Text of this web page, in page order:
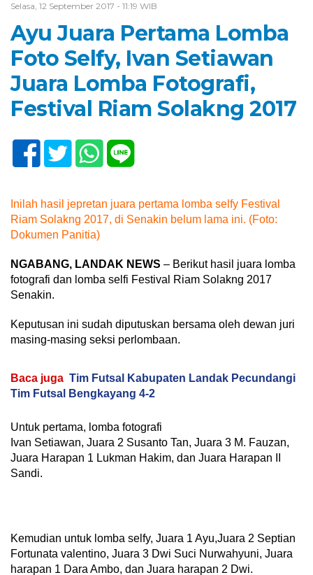
Selasa, 12 September 2017 - 11:19 WIB
Ayu Juara Pertama Lomba
Foto Selfy, Ivan Setiawan
Juara Lomba Fotografi,
Festival Riam Solakng 2017
Inilah hasil jepretan juara pertama lomba selfy Festival
Riam Solakng 2017, di Senakin belum lama ini. (Foto:
Dokumen Panitia)
NGABANG, LANDAK NEWS – Berikut hasil juara lomba
fotografi dan lomba selfi Festival Riam Solakng 2017
Senakin.
Keputusan ini sudah diputuskan bersama oleh dewan juri
masing-masing seksi perlombaan.
Baca juga Tim Futsal Kabupaten Landak Pecundangi
Tim Futsal Bengkayang 4-2
Untuk pertama, lomba fotografi
Ivan Setiawan, Juara 2 Susanto Tan, Juara 3 M. Fauzan,
Juara Harapan 1 Lukman Hakim, dan Juara Harapan II
Sandi.
Kemudian untuk lomba selfy, Juara 1 Ayu,Juara 2 Septian
Fortunata valentino, Juara 3 Dwi Suci Nurwahyuni, Juara
harapan 1 Dara Ambo, dan Juara harapan 2 Dwi.